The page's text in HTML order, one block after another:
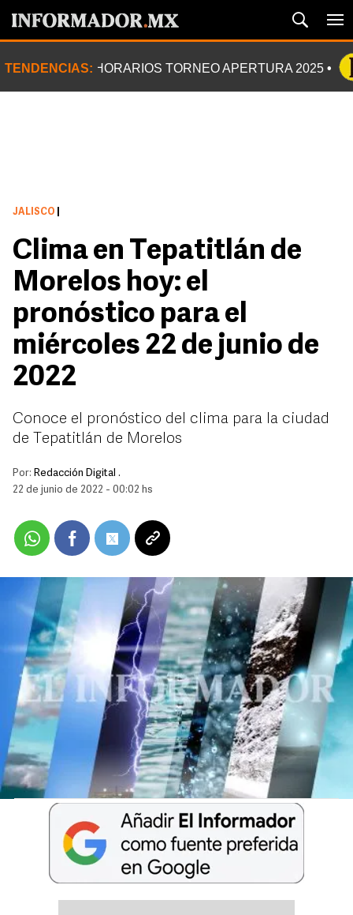
TENDENCIAS: HORARIOS TORNEO APERTURA 2025
JALISCO
Clima en Tepatitlán de
Morelos hoy: el
pronóstico para el
miércoles 22 de junio de
2022
Conoce el pronóstico del clima para la ciudad
de Tepatitlán de Morelos
Por: Redacción Digital .
22 de junio de 2022 - 00:02 hs